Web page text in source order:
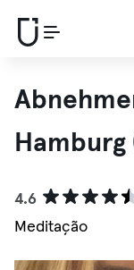
4.6
Meditação